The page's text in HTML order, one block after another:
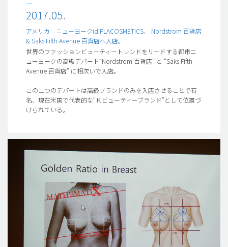
2017.05.
アメリカ ニューヨークid PLACOSMETICS、 Nordstrom 百貨店
& Saks Fifth Avenue 百貨店へ入店。
世界のファッションビューティートレンドをリードする都市ニ
ューヨークの高級デパート“Nordstrom 百貨店” と “Saks Fifth
Avenue 百貨店” に相次いで入店。
この二つのデパートは高級ブランドのみを入店させることで有
名、現在米国で代表的な“Ｋビューティーブランド"として位置づ
けられている。